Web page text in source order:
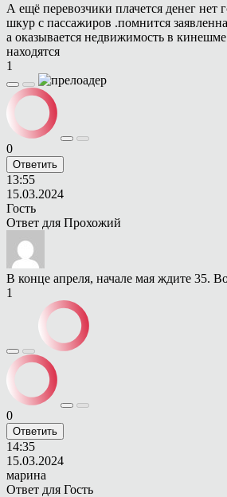
А ещё перевозчики плачется денег нет
шкур с пассажиров .помнится
а оказывается недвижимость в
находятся
1
0
Ответить
13:55
15.03.2024
Гость
Ответ для Прохожий
В конце апреля, начале мая ждите 35.
1
0
Ответить
14:35
15.03.2024
марина
Ответ для Гость